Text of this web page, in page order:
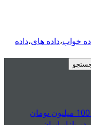
خواب،داده های،داده